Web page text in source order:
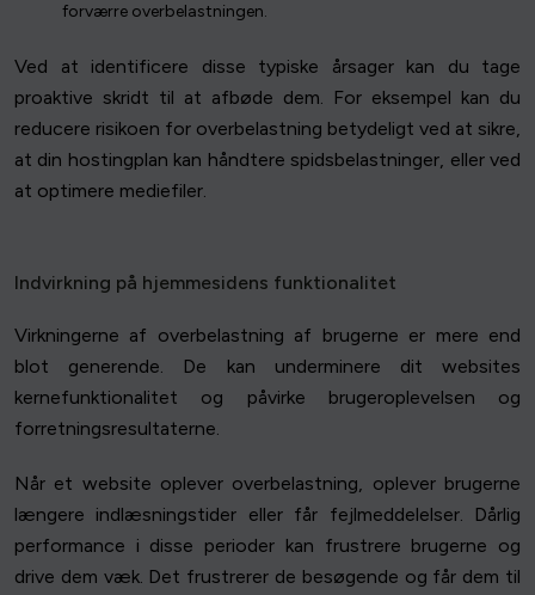
forværre overbelastningen.
Ved at identificere disse typiske årsager kan du tage
proaktive skridt til at afbøde dem. For eksempel kan du
reducere risikoen for overbelastning betydeligt ved at sikre,
at din hostingplan kan håndtere spidsbelastninger, eller ved
at optimere mediefiler.
Indvirkning på hjemmesidens funktionalitet
Virkningerne af overbelastning af brugerne er mere end
blot generende. De kan underminere dit websites
kernefunktionalitet og påvirke brugeroplevelsen og
forretningsresultaterne.
Når et website oplever overbelastning, oplever brugerne
længere indlæsningstider eller får fejlmeddelelser. Dårlig
performance i disse perioder kan frustrere brugerne og
drive dem væk. Det frustrerer de besøgende og får dem til